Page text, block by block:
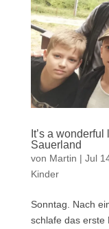
It’s a
Sauerland
von Martin | Jul
Kinder
Sonntag. Nach
schlafe das erste